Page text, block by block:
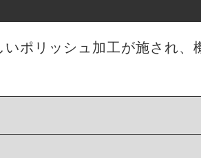
ポリッシュ加工が施され、